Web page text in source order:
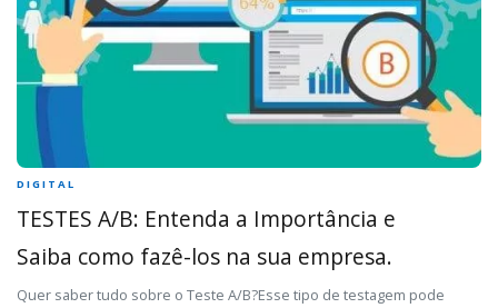
DIGITAL
TESTES A/B: Entenda a Importância e
Saiba como fazê-los na sua empresa.
Quer saber tudo sobre o Teste A/B?Esse tipo de testagem pode